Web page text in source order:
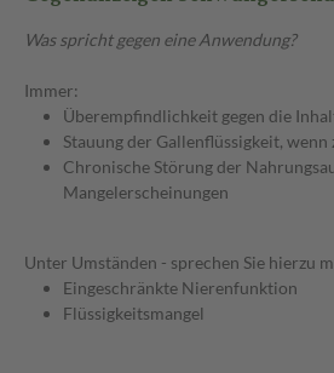
Was spricht gegen eine Anwendung?
Immer:
Überempfindlichkeit gegen die
Stauung der Gallenflüssigkeit,
Chronische Störung der
Mangelerscheinungen
Unter Umständen - sprechen Sie hierzu
Eingeschränkte Nierenfunktion
Flüssigkeitsmangel